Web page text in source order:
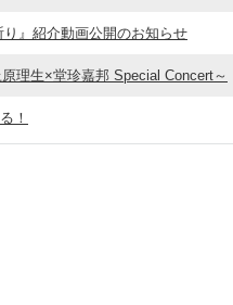
』紹介動画公開のお知らせ
理生×堂珍嘉邦 Special Concert～
！